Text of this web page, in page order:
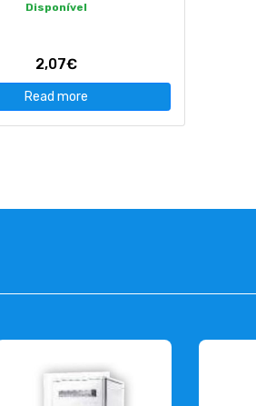
Disponível
2,07€
Read more